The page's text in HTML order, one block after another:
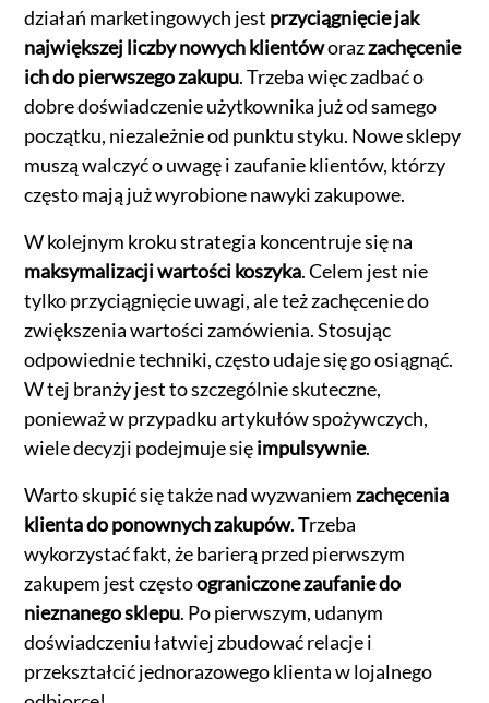
działań marketingowych jest przyciągnięcie jak
największej liczby nowych klientóworazzachęcenie
ich do pierwszego zakupu. Trzeba więc zadbać o
dobre doświadczenie użytkownika już od samego
początku, niezależnie od punktu styku. Nowe sklepy
muszą walczyć o uwagę i zaufanie klientów, którzy
często mają już wyrobione nawyki zakupowe.
W kolejnym kroku strategia koncentruje się na
maksymalizacji wartości koszyka. Celem jest nie
tylko przyciągnięcie uwagi, ale też zachęcenie do
zwiększenia wartości zamówienia. Stosując
odpowiednie techniki, często udaje się go osiągnąć.
W tej branży jest to szczególnie skuteczne,
ponieważ w przypadku artykułów spożywczych,
wiele decyzji podejmuje sięimpulsywnie.
Warto skupić się także nad wyzwaniemzachęcenia
klienta do ponownych zakupów. Trzeba
wykorzystać fakt, że barierą przed pierwszym
zakupem jest częstoograniczone zaufanie do
nieznanego sklepu. Po pierwszym, udanym
doświadczeniu łatwiej zbudować relacje i
przekształcić jednorazowego klienta w lojalnego